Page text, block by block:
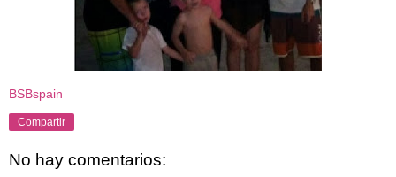
BSBspain
Compartir
No hay comentarios: